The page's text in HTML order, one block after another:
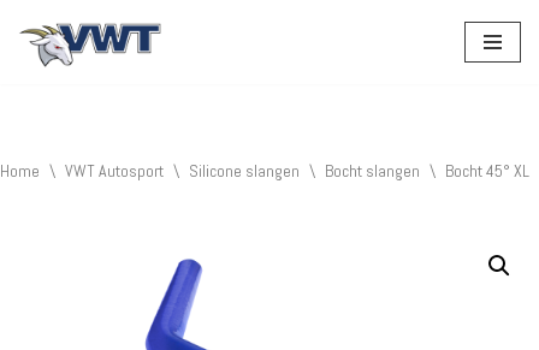
Home \ VWT Autosport \ Silicone slangen \ Bocht slangen \ Bocht 45° XL